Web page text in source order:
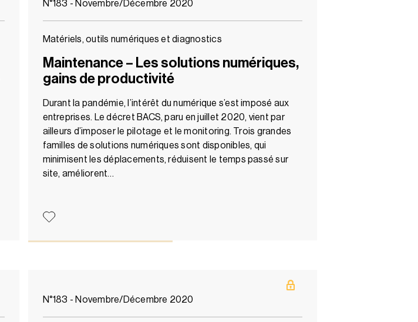
N°183 - Novembre/Décembre 2020
Matériels, outils numériques et diagnostics
Maintenance – Les solutions numériques,
gains de productivité
Durant la pandémie, l’intérêt du numérique s’est imposé aux
entreprises. Le décret BACS, paru en juillet 2020, vient par
ailleurs d’imposer le pilotage et le monitoring. Trois grandes
familles de solutions numériques sont disponibles, qui
minimisent les déplacements, réduisent le temps passé sur
site, améliorent…
N°183 - Novembre/Décembre 2020